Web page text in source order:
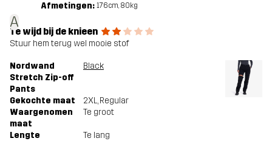
A
Afmetingen: 176cm, 80kg
Te wijd bij de knieen
Stuur hem terug wel mooie stof
Nordwand
Stretch Zip-off
Pants
Black
Gekochte maat 2XL, Regular
Waargenomen
maat
Te groot
Lengte Te lang